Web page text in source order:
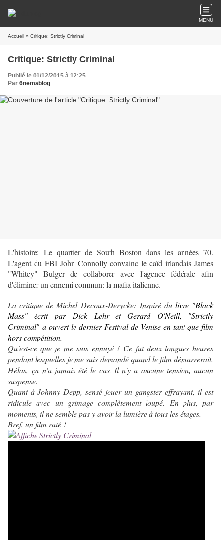
MENU
Accueil » Critique: Strictly Criminal
Critique: Strictly Criminal
Publié le 01/12/2015 à 12:25
Par 6nemablog
L'histoire: Le quartier de South Boston dans les années 70.
L'agent du FBI John Connolly convainc le caïd irlandais James
"Whitey" Bulger de collaborer avec l'agence fédérale afin
d'éliminer un ennemi commun: la mafia italienne.
La critique de Michel Decoux-Derycke: Inspiré du livre "Black
Mass" écrit par Dick Lehr et Gerard O'Neill, "Strictly
Criminal" a ouvert le dernier Festival de Venise en tant que film
hors compétition.
Qu'est-ce que je me suis ennuyé ! Ce fut deux longues heures
pendant lesquelles je me suis demandé quand le film démarrerait.
Hélas, ça n'a jamais été le cas. Il n'y a aucune tension, aucun
suspense.
Quant à Johnny Depp, sensé jouer un gangster effrayant, il est
ridicule avec un grimage complètement loupé. En plus, par
moments, il ne semble pas y avoir la lumière à tous les étages.
Bref, un film raté !